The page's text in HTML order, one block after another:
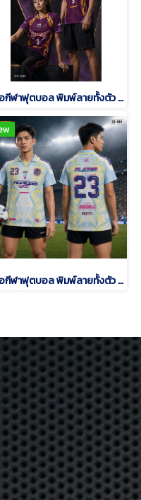
เสื้อกีฬาฟุตบอล พิมพ์ลายทั้งตัว เนื้อผ้า "นาโนเทค"SD-500
เสื้อกีฬาฟุตบอล พิมพ์ลายทั้งตัว เนื้อผ้า "นาโนเทค"SD-484